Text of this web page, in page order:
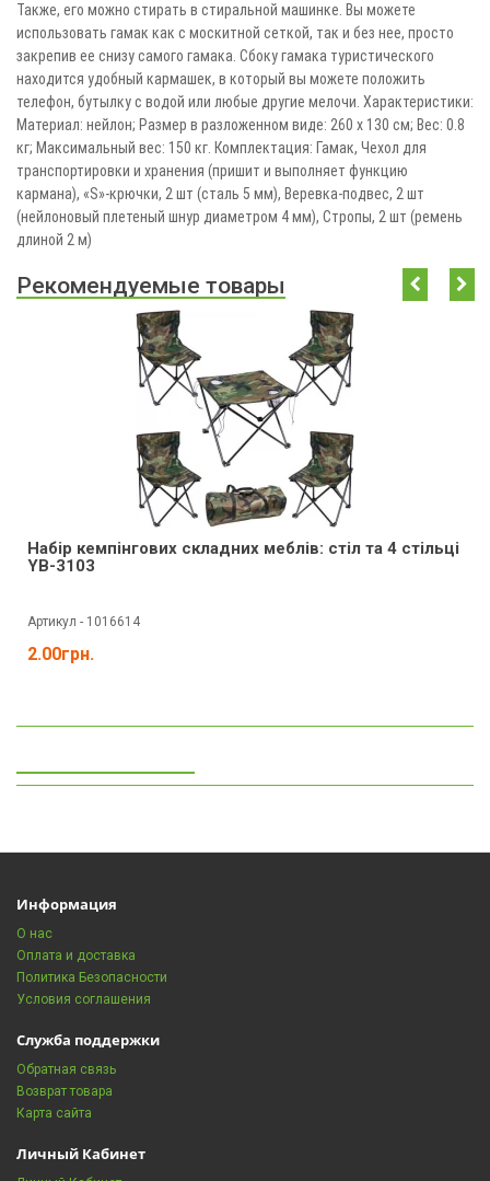
Также, его можно стирать в стиральной машинке. Вы можете
использовать гамак как с москитной сеткой, так и без нее, просто
закрепив ее снизу самого гамака. Сбоку гамака туристического
находится удобный кармашек, в который вы можете положить
телефон, бутылку с водой или любые другие мелочи. Характеристики:
Материал: нейлон; Размер в разложенном виде: 260 х 130 см; Вес: 0.8
кг; Максимальный вес: 150 кг. Комплектация: Гамак, Чехол для
транспортировки и хранения (пришит и выполняет функцию
кармана), «S»-крючки, 2 шт (сталь 5 мм), Веревка-подвес, 2 шт
(нейлоновый плетеный шнур диаметром 4 мм), Стропы, 2 шт (ремень
длиной 2 м)
Рекомендуемые товары
Набір кемпінгових складних меблів: стіл та 4 стільці
YB-3103
Артикул - 1016614
2.00грн.
Информация
О нас
Оплата и доставка
Политика Безопасности
Условия соглашения
Служба поддержки
Обратная связь
Возврат товара
Карта сайта
Личный Кабинет